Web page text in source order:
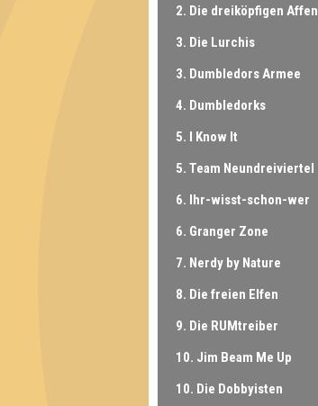
2. Die dreiköpfigen Affen
3. Die Lurchis
3. Dumbledors Armee
4. Dumbledorks
5. I Know It
5. Team Neundreiviertel
6. Ihr-wisst-schon-wer
6. Granger Zone
7. Nerdy by Nature
8. Die freien Elfen
9. Die RUMtreiber
10. Jim Beam Me Up
10. Die Dobbyisten